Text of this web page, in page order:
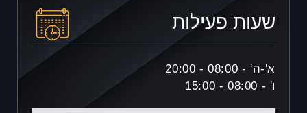
שעות פעילות
א'-ה' - 08:00 - 20:00
ו' - 08:00 - 15:00